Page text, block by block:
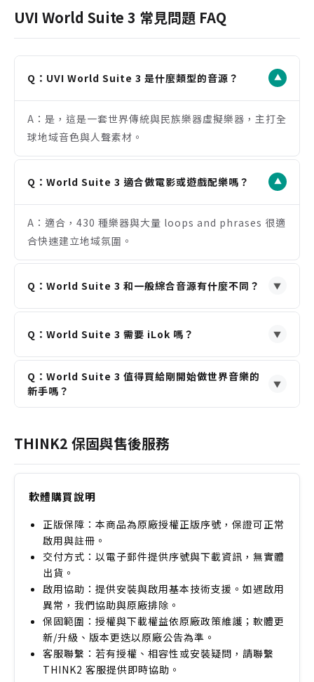
430 種樂器橫跨 12 大區域，世界民族音色覆蓋面非
World Traveler 與 Voice Traveler 提供快速靈感
生成與混搭流程
樂器專屬介面便於微調，兼顧真實感與現代製作彈性
支援獨立應用程式與 AAX、AU、VST，容易整合既
有工作流程
注意事項
需搭配 UVI Workstation、Falcon 或 MOTU
MachFive 3 或以上版本使用
UVI World Suite 3 常見問題 FAQ
Q：UVI World Suite 3 是什麼類型的音源？ ▼
A：是，這是一套世界傳統與民族樂器虛擬樂器，主打全
球地域音色與人聲素材。
Q：World Suite 3 適合做電影或遊戲配樂嗎？ ▼
A：適合，430 種樂器與大量 loops and phrases 很適
合快速建立地域氛圍。
Q：World Suite 3 和一般綜合音源有什麼不同？ ▼
A：不同，World Suite 3 專注民族與傳統音色，文化
辨識度與區域素材深度更高。
Q：World Suite 3 需要 iLok 嗎？ ▼
A：需要，必須有免費 iLok 帳號，但不一定要實體
iLok 加密鎖。
Q：World Suite 3 值得買給剛開始做世界音樂的
新手嗎？
▼
散單品更有效率。
THINK2 保固與售後服務
軟體購買說明
正版保障：本商品為原廠授權正版序號，保證可正常
啟用與註冊。
交付方式：以電子郵件提供序號與下載資訊，無實體
出貨。
啟用協助：提供安裝與啟用基本技術支援。如遇啟用
異常，我們協助與原廠排除。
保固範圍：授權與下載權益依原廠政策維護；軟體更
新/升級、版本更迭以原廠公告為準。
客服聯繫：若有授權、相容性或安裝疑問，請聯繫
THINK2 客服提供即時協助。